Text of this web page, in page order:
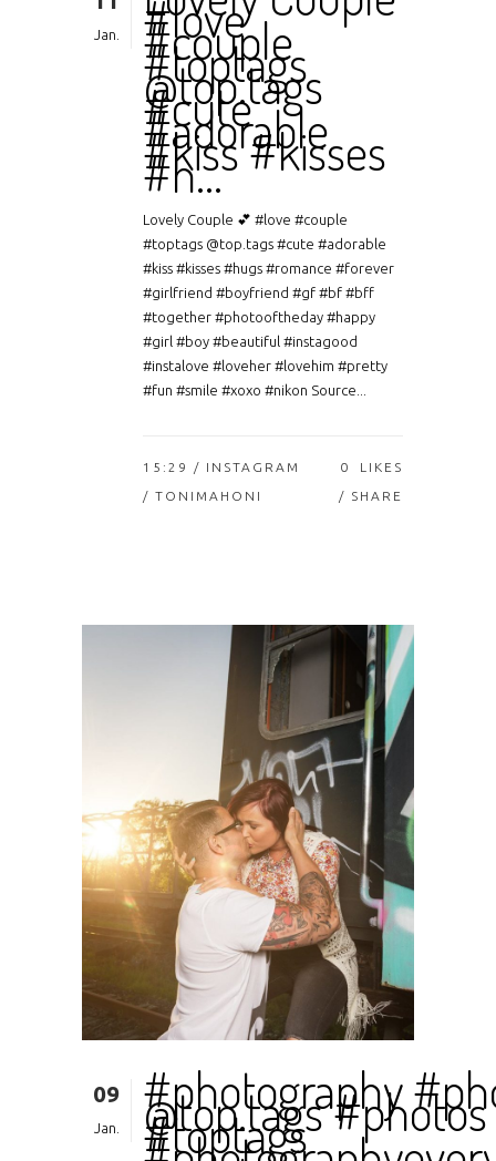
Jan. #love
#couple
#toptags
@top.tags
#cute
#adorable
#kiss #kisses
#h…
Lovely Couple 💕 #love #couple
#toptags @top.tags #cute #adorable
#kiss #kisses #hugs #romance #forever
#girlfriend #boyfriend #gf #bf #bff
#together #photooftheday #happy
#girl #boy #beautiful #instagood
#instalove #loveher #lovehim #pretty
#fun #smile #xoxo #nikon Source...
15:29 / INSTAGRAM
/ TONIMAHONI
0
LIKES
SHARE
09
Jan.
#photography
@top.tags #photos
#toptags